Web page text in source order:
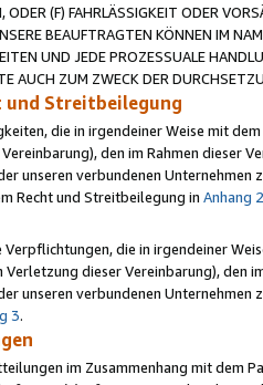
ODER (F) FAHRLÄSSIGKEIT ODER
BEAUFTRAGTEN KÖNNEN IM
UND JEDE PROZESSUALE
AUCH ZUM ZWECK DER
und Streitbeilegung
die in irgendeiner Weise mit
den im Rahmen dieser
unseren verbundenen
Recht und Streitbeilegung in Anhang 2
die in irgendeiner
dieser Vereinbarung), den
unseren verbundenen
3.
im Zusammenhang mit dem